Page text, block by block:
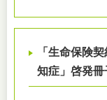
「生命保険
知症」啓発冊